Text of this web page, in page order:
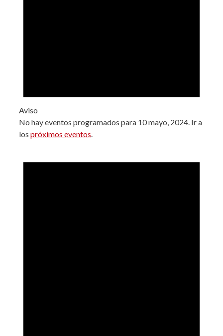
Aviso
No hay eventos programados para 10 mayo, 2024. Ir a
los próximos eventos